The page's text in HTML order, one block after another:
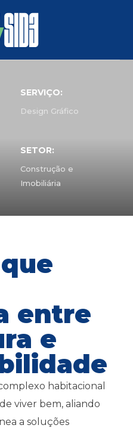
SERVIÇO:
Design Gráfico
SETOR:
Construção e
Imobiliária
entre
e
habitacional
viver bem, aliando
a soluções